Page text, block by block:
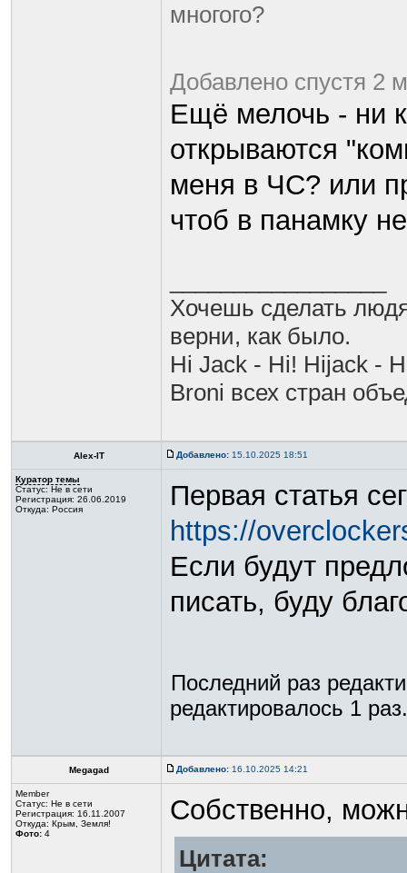
многого?
Добавлено спустя 2
Ещё мелочь - ни
открываются
меня в ЧС? или
чтоб в панамку
Хочешь сделать
верни, как было.
Hi Jack - Hi! Hijack -
Broni всех стран
Alex-IT Добавлено: 15.10.2025 18:51
Куратор темы
Статус: Не в сети
Регистрация: 26.06.2019
Откуда: Россия
Первая статья
https://
Если будут
писать, буду
Последний раз
редактировалось 1 раз.
Megagad Добавлено: 16.10.2025 14:21
Member
Статус: Не в сети
Регистрация: 16.11.2007
Откуда: Крым, Земля!
Фото: 4
Собственно,
Цитата: